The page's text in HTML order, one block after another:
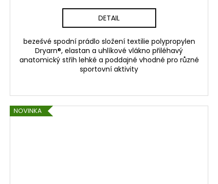
DETAIL
bezešvé spodní prádlo složení textilie polypropylen
Dryarn®, elastan a uhlíkové vlákno přiléhavý
anatomický střih lehké a poddajné vhodné pro různé
sportovní aktivity
NOVINKA